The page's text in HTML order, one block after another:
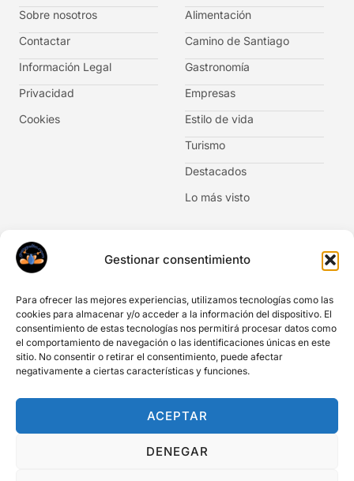
Gestionar consentimiento
Para ofrecer las mejores experiencias, utilizamos tecnologías como las
cookies para almacenar y/o acceder a la información del dispositivo. El
consentimiento de estas tecnologías nos permitirá procesar datos como
el comportamiento de navegación o las identificaciones únicas en este
sitio. No consentir o retirar el consentimiento, puede afectar
negativamente a ciertas características y funciones.
ACEPTAR
DENEGAR
Sobre nosotros
Contactar
Información Legal
Privacidad
Cookies
Alimentación
Camino de Santiago
Gastronomía
Empresas
Estilo de vida
Turismo
Destacados
Lo más visto
Newsletter
noticias.
Acepto Información legal y privacidad
Acepto comunicaciones y newsletter
SUSCRIBIRME